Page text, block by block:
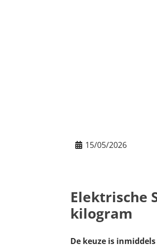
15/05/2026
Elektrische
kilogram
De keuze is